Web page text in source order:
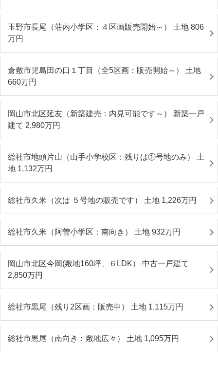
玉野市長尾（荘内小学区：４区画販売開始～） 土地 806
万円
倉敷市児島田の口１丁目（全5区画：販売開始～） 土地
660万円
岡山市北区延友（新築建売：内見可能です～） 新築一戸
建て 2,980万円
総社市地頭片山（山手小学校区：残りは①号地のみ） 土
地 1,132万円
総社市久米（次は ５号地の販売です） 土地 1,226万円
総社市久米（阿曽小学区：南向き） 土地 932万円
岡山市北区今岡(敷地160坪、６LDK） 中古一戸建て
2,850万円
総社市黒尾（残り2区画：販売中） 土地 1,115万円
総社市黒尾（南向き：敷地広々） 土地 1,095万円